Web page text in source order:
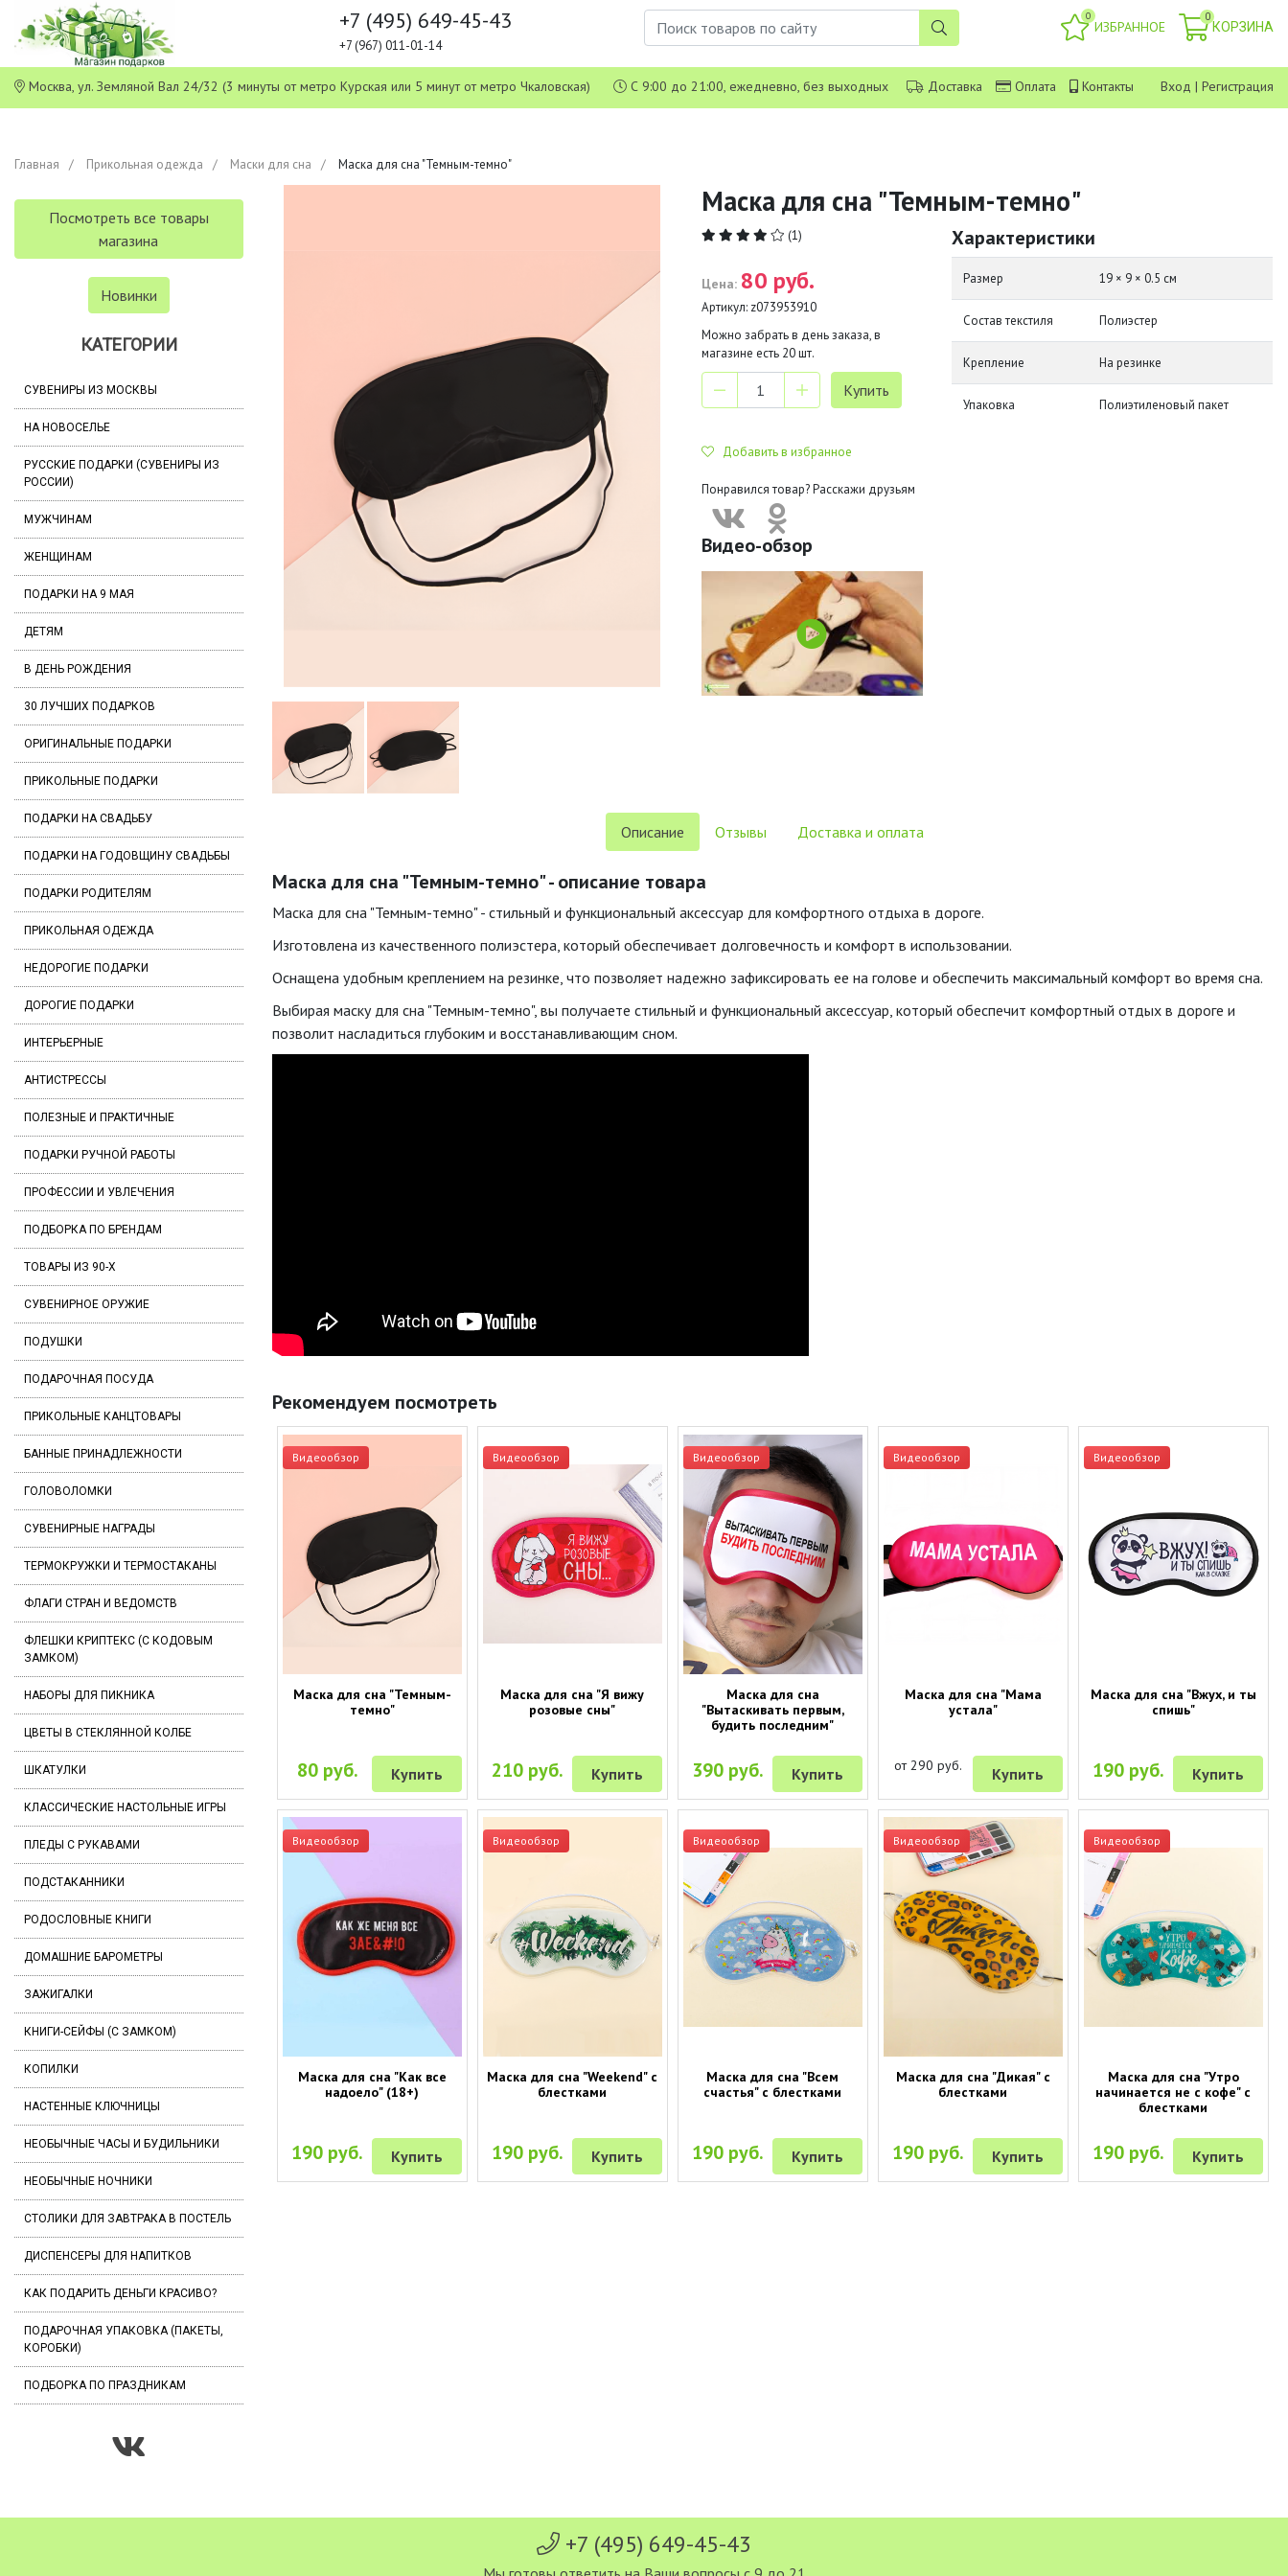
+7 (495) 649-45-43
+7 (967) 011-01-14
0
ИЗБРАННОЕ
0
КОРЗИНА
Москва, ул. Земляной Вал 24/32 (3 минуты от метро Курская или 5 минут от метро Чкаловская) С 9:00 до 21:00, ежедневно, без выходных Доставка Оплата Контакты Вход | Регистрация
Главная Прикольная одежда Маски для сна Маска для сна "Темным-темно"
Посмотреть все товары
магазина
Новинки
КАТЕГОРИИ
СУВЕНИРЫ ИЗ МОСКВЫ
НА НОВОСЕЛЬЕ
РУССКИЕ ПОДАРКИ (СУВЕНИРЫ ИЗ
РОССИИ)
МУЖЧИНАМ
ЖЕНЩИНАМ
ПОДАРКИ НА 9 МАЯ
ДЕТЯМ
В ДЕНЬ РОЖДЕНИЯ
30 ЛУЧШИХ ПОДАРКОВ
ОРИГИНАЛЬНЫЕ ПОДАРКИ
ПРИКОЛЬНЫЕ ПОДАРКИ
ПОДАРКИ НА СВАДЬБУ
ПОДАРКИ НА ГОДОВЩИНУ СВАДЬБЫ
ПОДАРКИ РОДИТЕЛЯМ
ПРИКОЛЬНАЯ ОДЕЖДА
НЕДОРОГИЕ ПОДАРКИ
ДОРОГИЕ ПОДАРКИ
ИНТЕРЬЕРНЫЕ
АНТИСТРЕССЫ
ПОЛЕЗНЫЕ И ПРАКТИЧНЫЕ
ПОДАРКИ РУЧНОЙ РАБОТЫ
ПРОФЕССИИ И УВЛЕЧЕНИЯ
ПОДБОРКА ПО БРЕНДАМ
ТОВАРЫ ИЗ 90-Х
СУВЕНИРНОЕ ОРУЖИЕ
ПОДУШКИ
ПОДАРОЧНАЯ ПОСУДА
ПРИКОЛЬНЫЕ КАНЦТОВАРЫ
БАННЫЕ ПРИНАДЛЕЖНОСТИ
ГОЛОВОЛОМКИ
СУВЕНИРНЫЕ НАГРАДЫ
ТЕРМОКРУЖКИ И ТЕРМОСТАКАНЫ
ФЛАГИ СТРАН И ВЕДОМСТВ
ФЛЕШКИ КРИПТЕКС (С КОДОВЫМ
ЗАМКОМ)
НАБОРЫ ДЛЯ ПИКНИКА
ЦВЕТЫ В СТЕКЛЯННОЙ КОЛБЕ
ШКАТУЛКИ
КЛАССИЧЕСКИЕ НАСТОЛЬНЫЕ ИГРЫ
ПЛЕДЫ С РУКАВАМИ
ПОДСТАКАННИКИ
РОДОСЛОВНЫЕ КНИГИ
ДОМАШНИЕ БАРОМЕТРЫ
ЗАЖИГАЛКИ
КНИГИ-СЕЙФЫ (С ЗАМКОМ)
КОПИЛКИ
НАСТЕННЫЕ КЛЮЧНИЦЫ
НЕОБЫЧНЫЕ ЧАСЫ И БУДИЛЬНИКИ
НЕОБЫЧНЫЕ НОЧНИКИ
СТОЛИКИ ДЛЯ ЗАВТРАКА В ПОСТЕЛЬ
ДИСПЕНСЕРЫ ДЛЯ НАПИТКОВ
КАК ПОДАРИТЬ ДЕНЬГИ КРАСИВО?
ПОДАРОЧНАЯ УПАКОВКА (ПАКЕТЫ,
КОРОБКИ)
ПОДБОРКА ПО ПРАЗДНИКАМ
Маска для сна "Темным-темно"
(1)
Цена: 80 руб.
Артикул: z073953910
Можно забрать в день заказа, в
магазине есть 20шт.
Добавить в избранное
Понравился товар? Расскажи друзьям
Видео-обзор
Характеристики
Размер 19 × 9 × 0.5 см
Состав текстиля Полиэстер
Крепление На резинке
Упаковка Полиэтиленовый пакет
Описание Отзывы Доставка и оплата
Маска для сна "Темным-темно" - описание товара
Маска для сна "Темным-темно" - стильный и функциональный аксессуар для комфортного отдыха в дороге.
Изготовлена из качественного полиэстера, который обеспечивает долговечность и комфорт в использовании.
Оснащена удобным креплением на резинке, что позволяет надежно зафиксировать ее на голове и обеспечить максимальный комфорт во время сна.
Выбирая маску для сна "Темным-темно", вы получаете стильный и функциональный аксессуар, который обеспечит комфортный отдых в дороге и
позволит насладиться глубоким и восстанавливающим сном.
Рекомендуем посмотреть
Видеообзор
Маска для сна "Темным-
темно"
80 руб. Купить
Видеообзор
Маска для сна "Я вижу
розовые сны"
210 руб. Купить
Видеообзор
Маска для сна
"Вытаскивать первым,
будить последним"
390 руб. Купить
Видеообзор
Маска для сна "Мама
устала"
от 290 руб. Купить
Видеообзор
Маска для сна "Вжух, и ты
спишь"
190 руб. Купить
Видеообзор
Маска для сна "Как все
надоело" (18+)
190 руб. Купить
Видеообзор
Маска для сна "Weekend" с
блестками
190 руб. Купить
Видеообзор
Маска для сна "Всем
счастья" с блестками
190 руб. Купить
Видеообзор
Маска для сна "Дикая" с
блестками
190 руб. Купить
Видеообзор
Маска для сна "Утро
начинается не с кофе" с
блестками
190 руб. Купить
+7 (495) 649-45-43